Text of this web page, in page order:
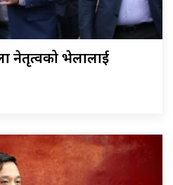
नेतृत्वको भेलालाई